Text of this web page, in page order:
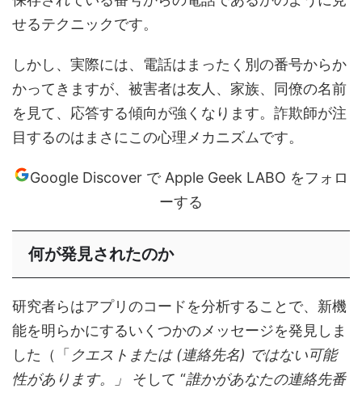
せるテクニックです。
しかし、実際には、電話はまったく別の番号からか
かってきますが、被害者は友人、家族、同僚の名前
を見て、応答する傾向が強くなります。詐欺師が注
目するのはまさにこの心理メカニズムです。
Google Discover で Apple Geek LABO をフォロ
ーする
何が発見されたのか
研究者らはアプリのコードを分析することで、新機
能を明らかにするいくつかのメッセージを発見しま
した（「クエスト または(連絡先名) ではない可能
性があります。」
そして “誰かがあなたの連絡先番